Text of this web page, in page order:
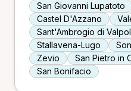
San Giovanni Lupatoto
Castel D'Azzano
Sant'Ambrogio di
Stallavena-Lugo
Zevio
San Pietro in
San Bonifacio